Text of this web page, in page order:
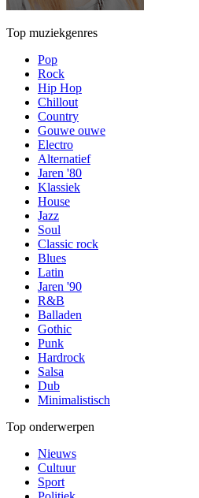
Top muziekgenres
Pop
Rock
Hip Hop
Chillout
Country
Gouwe ouwe
Electro
Alternatief
Jaren '80
Klassiek
House
Jazz
Soul
Classic rock
Blues
Latin
Jaren '90
R&B
Balladen
Gothic
Punk
Hardrock
Salsa
Dub
Minimalistisch
Top onderwerpen
Nieuws
Cultuur
Sport